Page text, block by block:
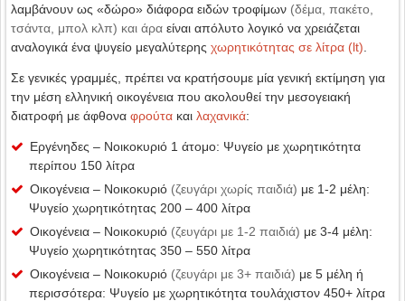
λαμβάνουν ως «δώρο» διάφορα ειδών τροφίμων (δέμα, πακέτο,
τσάντα, μπολ κλπ) και άρα είναι απόλυτο λογικό να χρειάζεται
αναλογικά ένα ψυγείο μεγαλύτερης χωρητικότητας σε λίτρα (lt)
Σε γενικές γραμμές, πρέπει να κρατήσουμε μία γενική εκτίμηση για
την μέση ελληνική οικογένεια που ακολουθεί την μεσογειακή
διατροφή με άφθονα φρούτα και λαχανικά:
Εργένηδες – Νοικοκυριό 1 άτομο: Ψυγείο με χωρητικότητα
περίπου 150 λίτρα
Οικογένεια – Νοικοκυριό (ζευγάρι χωρίς παιδιά) με 1-2 μέλη:
Ψυγείο χωρητικότητας 200 – 400 λίτρα
Οικογένεια – Νοικοκυριό (ζευγάρι με 1-2 παιδιά) με 3-4 μέλη:
Ψυγείο χωρητικότητας 350 – 550 λίτρα
Οικογένεια – Νοικοκυριό (ζευγάρι με 3+ παιδιά) με 5 μέλη ή
περισσότερα: Ψυγείο με χωρητικότητα τουλάχιστον 450+ λίτρα